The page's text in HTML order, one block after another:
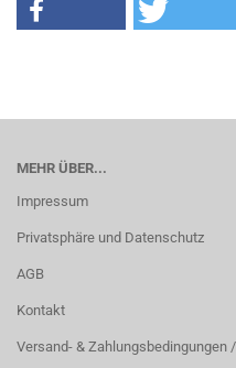
MEHR ÜBER...
Impressum
Privatsphäre und Datenschutz
AGB
Kontakt
Versand- & Zahlungsbedingungen